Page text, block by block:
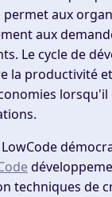
permet aux
aux
Le cycle de
la productivité
lorsqu'il
techniques de